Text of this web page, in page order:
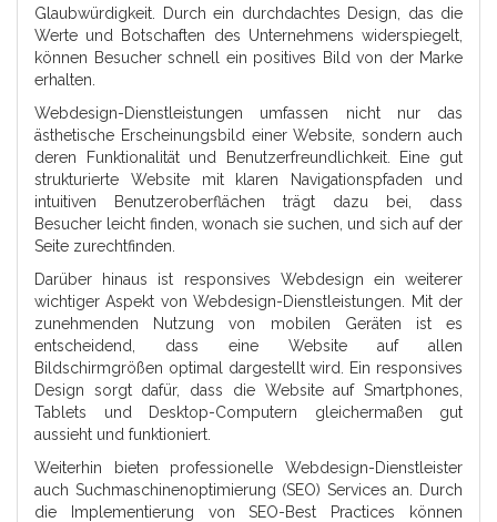
Glaubwürdigkeit. Durch ein durchdachtes Design, das die
Werte und Botschaften des Unternehmens widerspiegelt,
können Besucher schnell ein positives Bild von der Marke
erhalten.
Webdesign-Dienstleistungen umfassen nicht nur das
ästhetische Erscheinungsbild einer Website, sondern auch
deren Funktionalität und Benutzerfreundlichkeit. Eine gut
strukturierte Website mit klaren Navigationspfaden und
intuitiven Benutzeroberflächen trägt dazu bei, dass
Besucher leicht finden, wonach sie suchen, und sich auf der
Seite zurechtfinden.
Darüber hinaus ist responsives Webdesign ein weiterer
wichtiger Aspekt von Webdesign-Dienstleistungen. Mit der
zunehmenden Nutzung von mobilen Geräten ist es
entscheidend, dass eine Website auf allen
Bildschirmgrößen optimal dargestellt wird. Ein responsives
Design sorgt dafür, dass die Website auf Smartphones,
Tablets und Desktop-Computern gleichermaßen gut
aussieht und funktioniert.
Weiterhin bieten professionelle Webdesign-Dienstleister
auch Suchmaschinenoptimierung (SEO) Services an. Durch
die Implementierung von SEO-Best Practices können